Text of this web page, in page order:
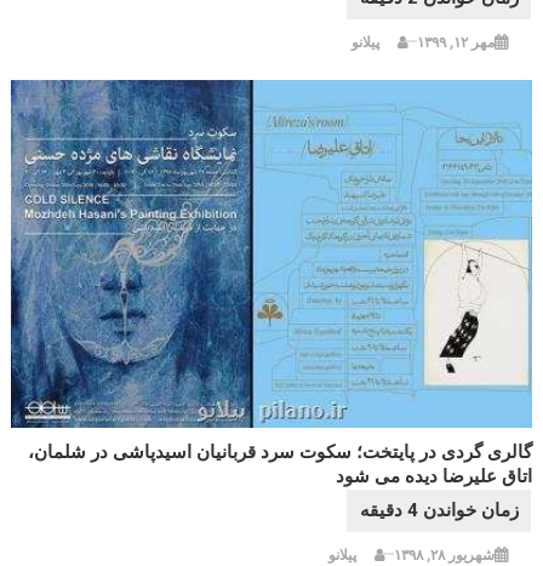
مهر ۱۲, ۱۳۹۹ پیلانو
گالری گردی در پایتخت؛ سکوت سرد قربانیان اسیدپاشی در شلمان،
اتاق علیرضا دیده می شود
شهریور ۲۸, ۱۳۹۸ پیلانو